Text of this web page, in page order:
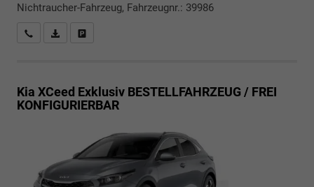
Nichtraucher-Fahrzeug, Fahrzeugnr.: 39986
Rückrufbitte absenden
PDF-Datei, Fahrzeugexposé drucken
Kia XCeed Exklusiv BESTELLFAHRZEUG / FREI
KONFIGURIERBAR